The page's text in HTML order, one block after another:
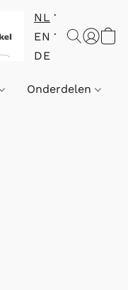
NL
EN
DE
Onderdelen